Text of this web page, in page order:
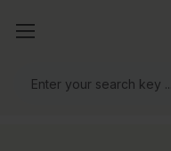
mondo!